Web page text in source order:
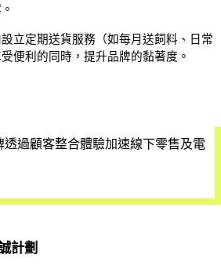
設立定期送貨服務（如每月送飼料、日常
便利的同時，提升品牌的黏著度。
透過顧客整合體驗加速線下零售及電
計劃